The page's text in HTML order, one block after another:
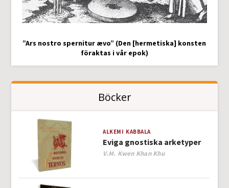
”Ars nostro spernitur ævo” (Den [hermetiska] konsten
föraktas i vår epok)
Böcker
ALKEMI KABBALA
Eviga gnostiska arketyper
Author
V.M. Kwen Khan Khu